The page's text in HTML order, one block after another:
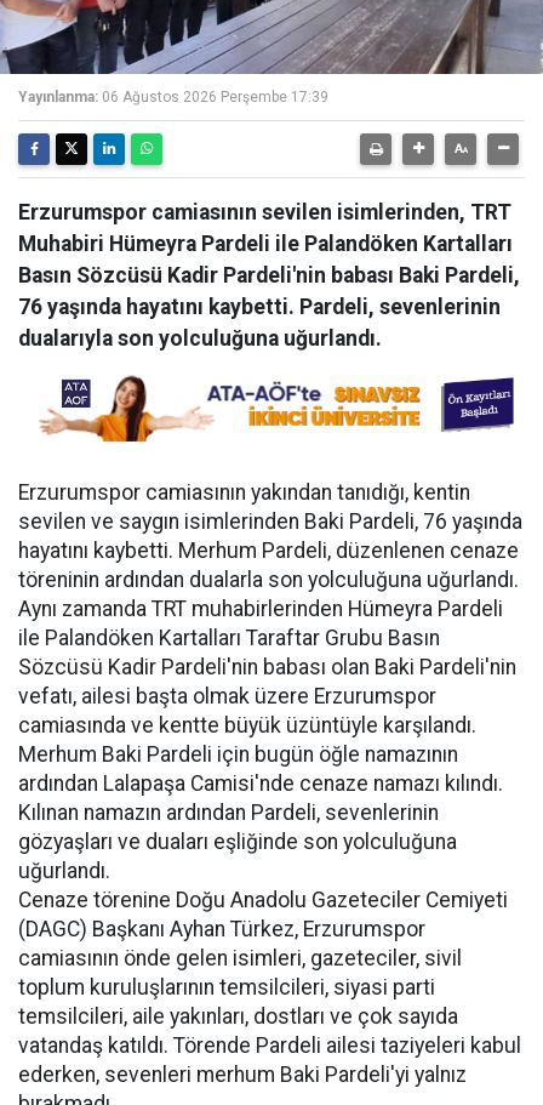
Yayınlanma: 06 Ağustos 2026 Perşembe 17:39
Erzurumspor camiasının sevilen isimlerinden, TRT
Muhabiri Hümeyra Pardeli ile Palandöken Kartalları
Basın Sözcüsü Kadir Pardeli'nin babası Baki Pardeli,
76 yaşında hayatını kaybetti. Pardeli, sevenlerinin
dualarıyla son yolculuğuna uğurlandı.
Erzurumspor camiasının yakından tanıdığı, kentin
sevilen ve saygın isimlerinden Baki Pardeli, 76 yaşında
hayatını kaybetti. Merhum Pardeli, düzenlenen cenaze
töreninin ardından dualarla son yolculuğuna uğurlandı.
Aynı zamanda TRT muhabirlerinden Hümeyra Pardeli
ile Palandöken Kartalları Taraftar Grubu Basın
Sözcüsü Kadir Pardeli'nin babası olan Baki Pardeli'nin
vefatı, ailesi başta olmak üzere Erzurumspor
camiasında ve kentte büyük üzüntüyle karşılandı.
Merhum Baki Pardeli için bugün öğle namazının
ardından Lalapaşa Camisi'nde cenaze namazı kılındı.
Kılınan namazın ardından Pardeli, sevenlerinin
gözyaşları ve duaları eşliğinde son yolculuğuna
uğurlandı.
Cenaze törenine Doğu Anadolu Gazeteciler Cemiyeti
(DAGC) Başkanı Ayhan Türkez, Erzurumspor
camiasının önde gelen isimleri, gazeteciler, sivil
toplum kuruluşlarının temsilcileri, siyasi parti
temsilcileri, aile yakınları, dostları ve çok sayıda
vatandaş katıldı. Törende Pardeli ailesi taziyeleri kabul
ederken, sevenleri merhum Baki Pardeli'yi yalnız